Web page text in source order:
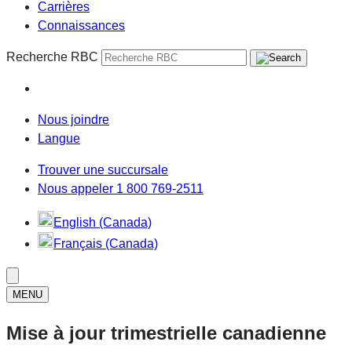
Carrières
Connaissances
Recherche RBC
Nous joindre
Langue
Trouver une succursale
Nous appeler 1 800 769-2511
English (Canada)
Français (Canada)
MENU
Mise à jour trimestrielle canadienne